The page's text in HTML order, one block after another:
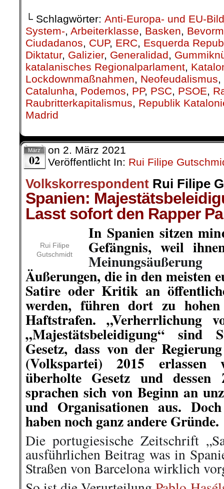
└ Schlagwörter: Anti-Europa- und EU-
System-, Arbeiterklasse, Basken,
Ciudadanos, CUP, ERC, Esquerda
Diktatur, Galizier, Generalidad,
katalanisches Regionalparlament,
Lockdownmaßnahmen, Neofeudalismus,
Catalunha, Podemos, PP, PSC, PSOE,
Raubritterkapitalismus, Republik
Madrid
März
02
on 2. März 2021
Veröffentlicht In: Rui Filipe
Volkskorrespondent Rui Filipe
Spanien:
Lasst sofort den Rapper
Rui Filipe
Gutschmidt
In Spanien sitzen
Gefängnis, weil
Meinungsäußerung
Äußerungen, die in den meisten
Satire oder Kritik an
werden, führen dort zu
Haftstrafen. „Verherrlichung
„Majestätsbeleidigung“ sind
Gesetz, dass von der
(Volkspartei) 2015 erlassen
überholte Gesetz und dessen
sprachen sich von Beginn an
und Organisationen aus.
haben noch ganz andere Gründe.
Die portugiesische Zeitschrift
ausführlichen Beitrag was in
Straßen von Barcelona wirklich